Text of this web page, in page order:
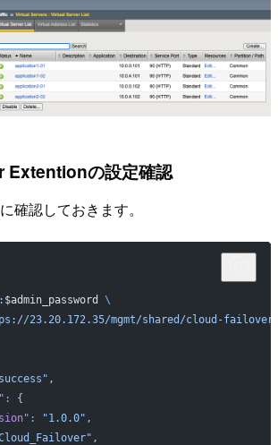
の設定確認
確認しておきます。
$admin_password \
23.20.172.35/mgmt/shared/cloud-
:
{
:
"1.0.0",